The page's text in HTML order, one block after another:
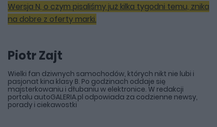
Wersja N, o czym pisaliśmy już kilka tygodni temu, znika
na dobre z oferty marki.
Piotr Zajt
Wielki fan dziwnych samochodów, których nikt nie lubi i
pasjonat kina klasy B. Po godzinach oddaje się
majsterkowaniu i dłubaniu w elektronice. W redakcji
portalu autoGALERIA.pl odpowiada za codzienne newsy,
porady i ciekawostki